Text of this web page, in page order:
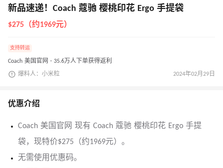
新品速递！Coach 蔻驰 樱桃印花 Ergo 手提袋
$275（约1969元）
支持转运
Coach 美国官网 · 35.6万人下单获得返利
爆料人：小米粒 2024年02月29日
优惠介绍
Coach 美国官网 现有 Coach 蔻驰 樱桃印花 Ergo 手提
袋，现特价$275（约1969元）。
无需使用优惠码。